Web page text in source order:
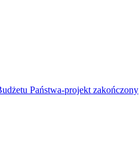
Państwa-projekt zakończony